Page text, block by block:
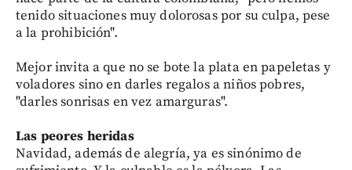
tenido situaciones muy dolorosas por su culpa, pese
a la prohibición".
Mejor invita a que no se bote la plata en papeletas y
voladores sino en darles regalos a niños pobres,
"darles sonrisas en vez amarguras".
Las peores heridas
Navidad, además de alegría, ya es sinónimo de